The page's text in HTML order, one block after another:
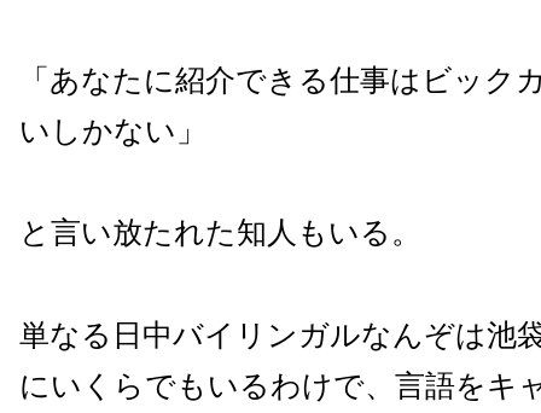
「あなたに紹介できる仕事はビック
いしかない」
と言い放たれた知人もいる。
単なる日中バイリンガルなんぞは池
にいくらでもいるわけで、言語をキ